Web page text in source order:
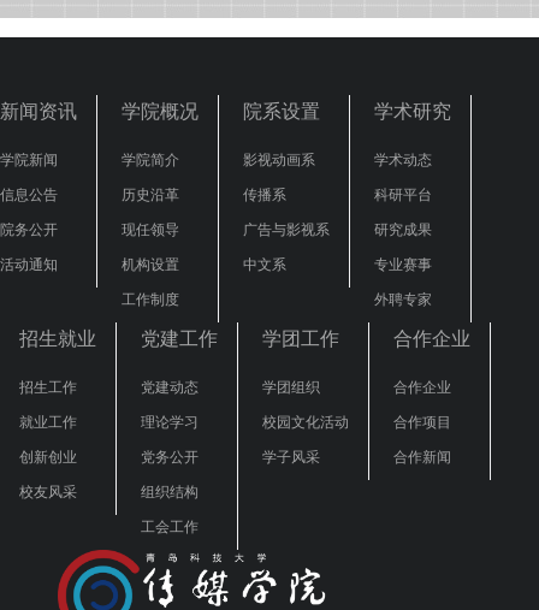
新闻资讯
学院新闻
信息公告
院务公开
活动通知
学院概况
学院简介
历史沿革
现任领导
机构设置
工作制度
院系设置
影视动画系
传播系
广告与影视系
中文系
学术研究
学术动态
科研平台
研究成果
专业赛事
外聘专家
招生就业
招生工作
就业工作
创新创业
校友风采
党建工作
党建动态
理论学习
党务公开
组织结构
工会工作
学团工作
学团组织
校园文化活动
学子风采
合作企业
合作企业
合作项目
合作新闻